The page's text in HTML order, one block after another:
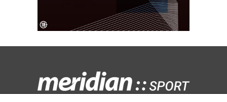
Kontaktirajte nas:redakcija@meridiansport.rs